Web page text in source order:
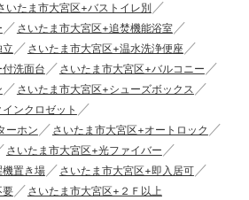
いたま市大宮区+バストイレ別
さいたま市大宮区+追焚機能浴室
さいたま市大宮区+温水洗浄便座
洗面台
さいたま市大宮区+バルコニー
さいたま市大宮区+シューズボックス
ンクロゼット
ーホン
さいたま市大宮区+オートロック
さいたま市大宮区+光ファイバー
置き場
さいたま市大宮区+即入居可
要
さいたま市大宮区+２Ｆ以上